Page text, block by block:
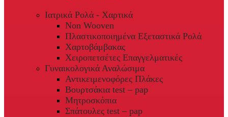
Ιατρικά Ρολά - Χαρτικά
Non Wooven
Πλαστικοποιημένα Εξεταστικά Ρολά
Χαρτοβάμβακας
Χειροπετσέτες Επαγγελματικές
Γυναικολογικά Αναλώσιμα
Αντικειμενοφόρες Πλάκες
Βουρτσάκια test – pap
Μητροσκόπια
Σπάτουλες test – pap